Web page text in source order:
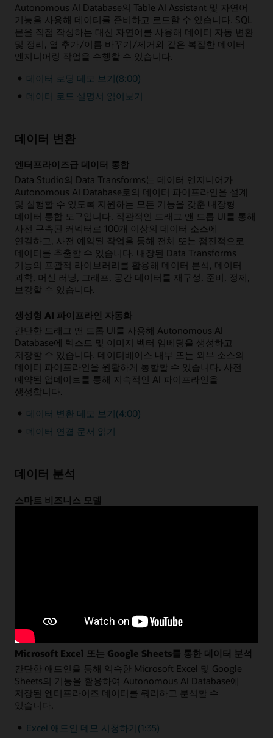
Autonomous AI Database의 Table AI Assistant 및 자연어
기능을 사용해 데이터를 준비하고 로드할 수 있습니다. SQL
문을 직접 작성하는 대신 자연어를 사용해 데이터 자동 변환
및 정리, 열 추가/이름 바꾸기/제거와 같은 복잡한 데이터
엔지니어링 작업을 수행할 수 있습니다.
데이터 로딩 데모 보기(8:00)
데이터 로드 설명서 읽어보기
데이터 변환
엔터프라이즈급 데이터 통합
Data Studio의 Data Transforms는 데이터 엔지니어가
Autonomous AI Database로의 데이터 파이프라인을 설계
및 실행할 수 있도록 지원하는 모든 기능을 갖춘 내장형
데이터 통합 도구입니다. 직관적인 드래그 앤 드롭 UI를 통해
사전 구축된 커넥터로 100개 이상의 데이터 소스에
연결하고, 사전 예약된 작업을 통해 전체 또는 점진적으로
데이터를 추출할 수 있습니다. 내장된 Data Transforms
기능의 포괄적 라이브러리를 활용해 데이터 분석, 데이터
과학, 머신 러닝, 그래프, 공간 데이터를 재구성, 준비, 정제,
보강할 수 있습니다.
생성형 AI 파이프라인 자동화
간단한 드래그 앤 드롭 UI를 사용해 Autonomous AI
Database에 텍스트 및 이미지 벡터 임베딩을 생성하고
저장할 수 있습니다. 데이터베이스 내부 또는 외부 소스의
데이터 파이프라인을 원활하게 통합할 수 있습니다. 사전
예약된 업데이트를 통해 지속적인 AI 파이프라인을
생성합니다.
데이터 변환 데모 보기(4:00)
데이터 연결 문서 읽기
데이터 분석
스마트 비즈니스 모델
데이터 분석 문서 읽기
Microsoft Excel 또는 Google Sheets를 통한 데이터 분석
간단한 애드인을 통해 익숙한 Microsoft Excel 및 Google
Sheets의 기능을 활용하여 Autonomous AI Database에
저장된 엔터프라이즈 데이터를 쿼리하고 분석할 수
있습니다.
Excel 애드인 데모 시청하기(1:35)